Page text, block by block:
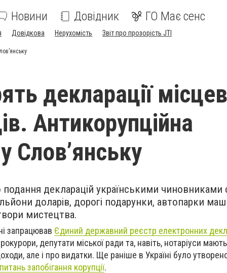
Новини Довідник ГО Має сенс
Довідкова Нерухомість Звіт про прозорість JTI
декларації
Антикорупційна
Слов’янську
декларацій українськими чиновниками
доларів, дорогі подарунки, автопарки
мистецтва.
запрацював Єдиний державний реєстр електронних
депутати міської ради та, навіть, нотаріуси
але і про видатки. Ще раніше в Україні було
запобігання корупції.